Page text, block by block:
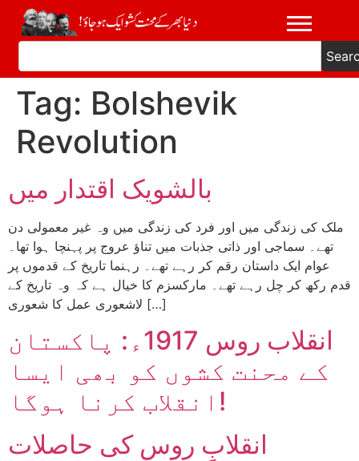
Tag: Bolshevik
Revolution
بالشویک اقتدار میں
ملک کی زندگی میں اور فرد کی زندگی میں وہ غیر معمولی دن
تھے۔ سماجی اور ذاتی جذبات میں تناؤ عروج پر پہنچا ہوا تھا۔
عوام ایک داستان رقم کر رہے تھے۔ رہنما تاریخ کے قدموں پر
قدم رکھ کر چل رہے تھے۔ مارکسزم کا خیال ہے کہ وہ تاریخ کے
لاشعوری عمل کا شعوری […]
انقلاب روس 1917ء: پاکستان
کے محنت کشوں کو بھی ایسا
انقلاب کرنا ہوگا!
انقلابِ روس کی حاصلات